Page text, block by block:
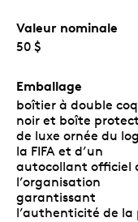
Valeur nominale
50 $
Emballage
boîtier à double
noir et boîte
de luxe ornée du
la FIFA et d’un
autocollant officiel
l’organisation
garantissant
l’authenticité de la